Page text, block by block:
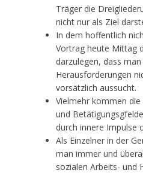
Träger die
nicht nur als Ziel
In dem hoffentlich
Vortrag heute Mittag
darzulegen, dass
Herausforderungen
vorsätzlich aussucht.
Vielmehr kommen
und
durch innere Impulse
Als Einzelner in der
man immer und
sozialen Arbeits- und